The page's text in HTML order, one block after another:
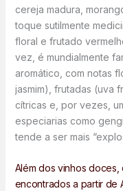
cereja madura,
toque sutilmente
floral e frutado
vez, é mundialmente
aromático, com notas
jasmim), frutadas (uva
cítricas e, por vezes,
especiarias como
tende a ser mais
Além dos vinhos
encontrados a partir de